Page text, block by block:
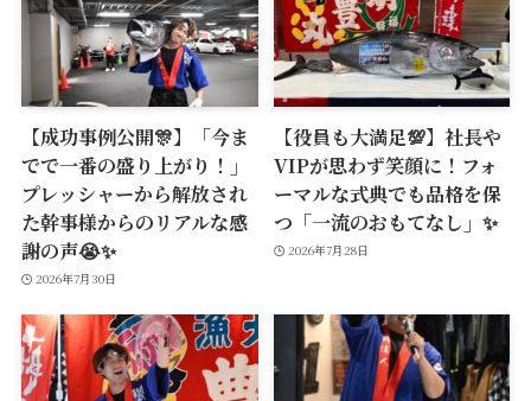
【成功事例公開🎊】「今ま
でで一番の盛り上がり！」
プレッシャーから解放され
た幹事様からのリアルな感
謝の声😭✨
2026年7月30日
【役員も大満足💯】社長や
VIPが思わず笑顔に！フォ
ーマルな式典でも品格を保
つ「一流のおもてなし」✨
2026年7月28日